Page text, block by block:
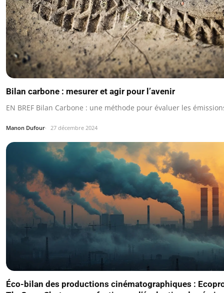
Bilan carbone : mesurer et agir pour l’avenir
EN BREF Bilan Carbone : une méthode pour évaluer les
Manon Dufour 27 décembre 2024
Éco-bilan des productions cinématographiques :